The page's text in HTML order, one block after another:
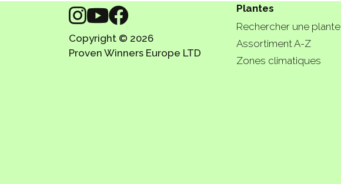
Copyright © 2026
Proven Winners Europe LTD
Plantes
Rechercher une plante
Assortiment A-Z
Zones climatiques